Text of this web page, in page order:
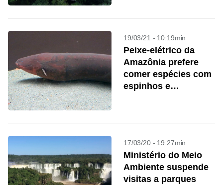
19/03/21 - 10:19min
Peixe-elétrico da
Amazônia prefere
comer espécies com
espinhos e
17/03/20 - 19:27min
Ministério do Meio
Ambiente suspende
visitas a parques